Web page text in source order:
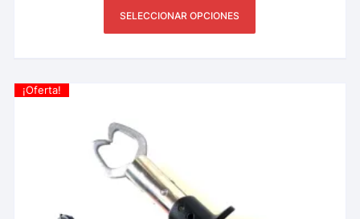
SELECCIONAR OPCIONES
¡Oferta!